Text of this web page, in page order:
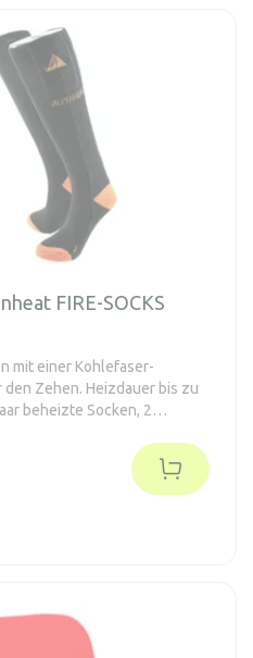
FIRE-SOCKS
mit einer Kohlefaser-
Zehen. Heizdauer bis zu
beheizte Socken, 2